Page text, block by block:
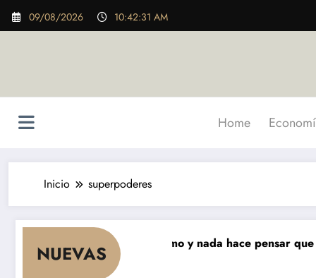
Saltar
09/08/2026 10:42:33 AM
Home
Inicio superpoderes
NUEVAS
que cae el consumo y nada hace pensar que vaya a